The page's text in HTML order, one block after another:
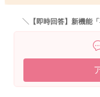
どうぞよろしくお願い
＼【即時回答】新機能